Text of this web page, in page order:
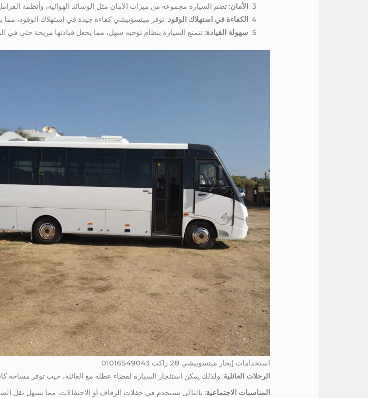
الأمان: تضم السيارة مجموعة من ميزات الأمان مثل الوسائد الهوائية، وأنظمة
الكفاءة في استهلاك الوقود: توفر ميتسوبيشي كفاءة جيدة في استهلاك الوقود، مما
سهولة القيادة: تتمتع السيارة بنظام توجيه سهل، مما يجعل قيادتها مريحة حتى في
استخدامات إيجار ميتسوبيشي 28 راكب 01016549043
الرحلات العائلية: ولذلك يمكن استئجار السيارة لقضاء عطلة مع العائلة، حيث توفر مساحة
المناسبات الاجتماعية: بالتالى تستخدم في حفلات الزفاف أو الاحتفالات، مما يسهل نقل